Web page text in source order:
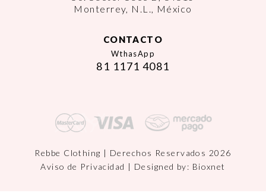
Monterrey, N.L., México
CONTACTO
WthasApp
81 1171 4081
Rebbe Clothing | Derechos Reservados 2026
Aviso de Privacidad | Designed by: Bioxnet